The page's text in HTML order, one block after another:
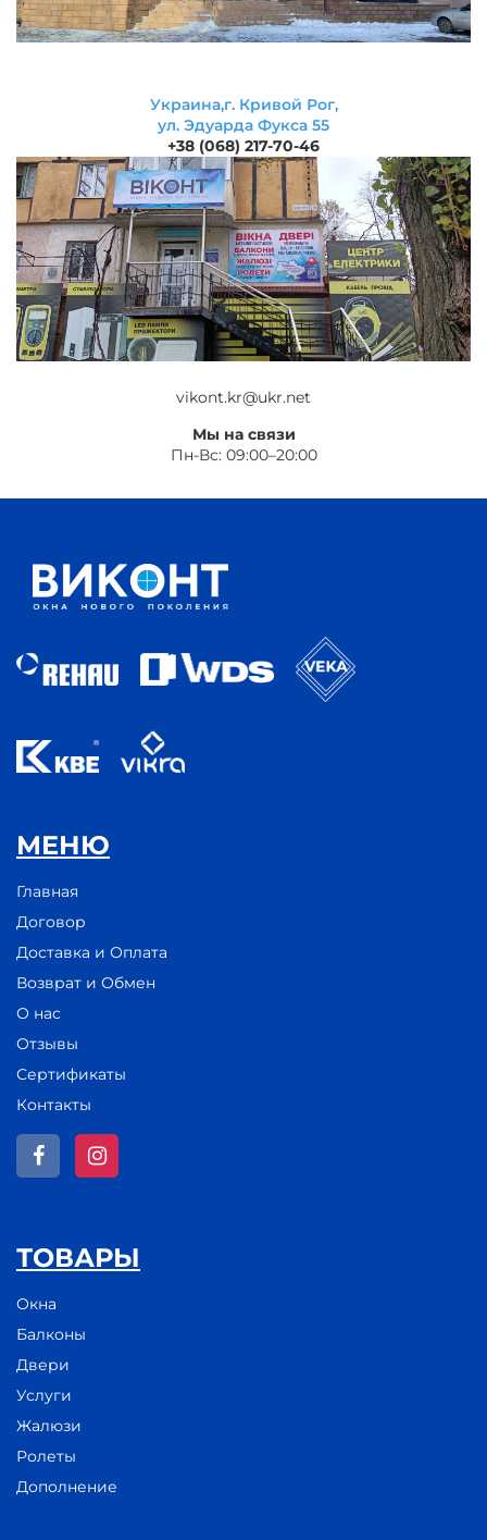
Украина,г. Кривой Рог,
ул. Эдуарда Фукса 55
+38 (068) 217-70-46
vikont.kr@ukr.net
Мы на связи
Пн-Вс: 09:00–20:00
МЕНЮ
Главная
Договор
Доставка и Оплата
Возврат и Обмен
О нас
Отзывы
Сертификаты
Контакты
ТОВАРЫ
Окна
Балконы
Двери
Услуги
Жалюзи
Ролеты
Дополнение